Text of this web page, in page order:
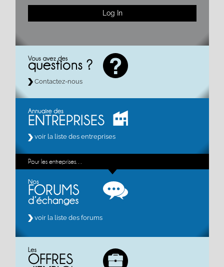
Contactez-nous
voir la liste des entreprises
Pour les entreprises…
voir la liste des forums